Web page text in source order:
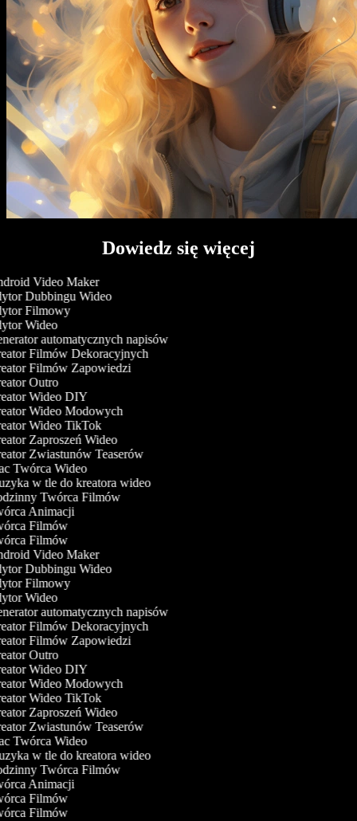
Dowiedz się więcej
Video Maker
Dubbingu Wideo
Filmowy
Wideo
automatycznych napisów
Filmów Dekoracyjnych
Filmów Zapowiedzi
Outro
Wideo DIY
Wideo Modowych
Wideo TikTok
Zaproszeń Wideo
Zwiastunów Teaserów
Twórca Wideo
w tle do kreatora wideo
Twórca Filmów
Animacji
Filmów
Filmów
Video Maker
Dubbingu Wideo
Filmowy
Wideo
automatycznych napisów
Filmów Dekoracyjnych
Filmów Zapowiedzi
Outro
Wideo DIY
Wideo Modowych
Wideo TikTok
Zaproszeń Wideo
Zwiastunów Teaserów
Twórca Wideo
w tle do kreatora wideo
Twórca Filmów
Animacji
Filmów
Filmów